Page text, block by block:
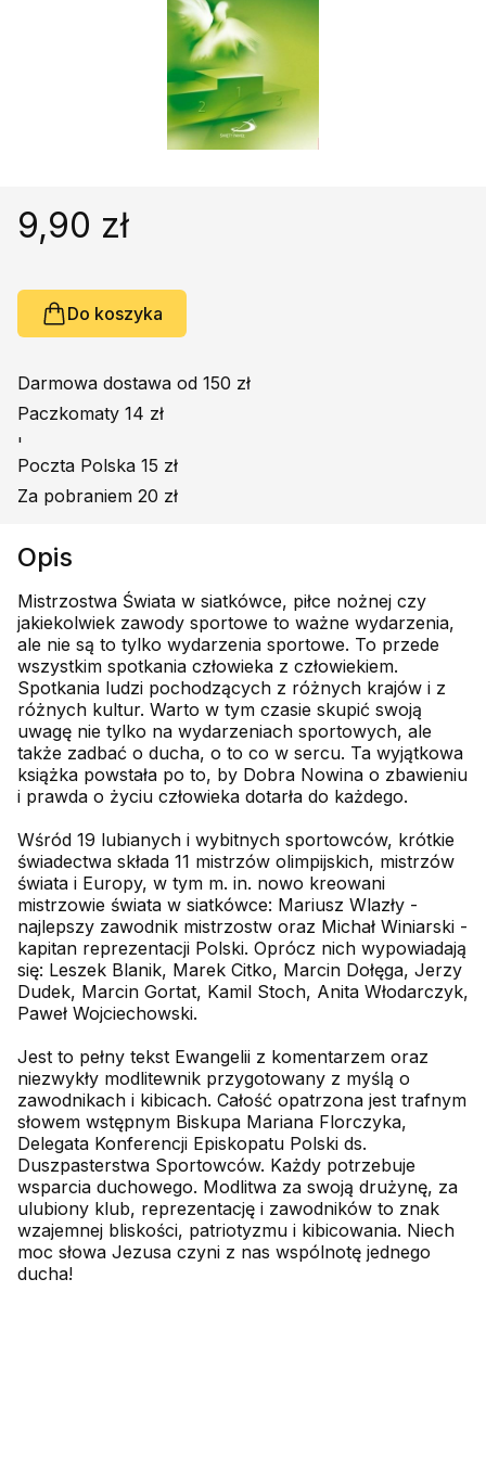
Książki obcojęzyczne
Poradniki, leksykony...
Podręczniki szkolne
9,90 zł
Do koszyka
Darmowa dostawa od 150 zł
Paczkomaty 14 zł
'
Poczta Polska 15 zł
Za pobraniem 20 zł
Opis
Mistrzostwa Świata w siatkówce, piłce nożnej czy
jakiekolwiek zawody sportowe to ważne wydarzenia,
ale nie są to tylko wydarzenia sportowe. To przede
wszystkim spotkania człowieka z człowiekiem.
Spotkania ludzi pochodzących z różnych krajów i z
różnych kultur. Warto w tym czasie skupić swoją
uwagę nie tylko na wydarzeniach sportowych, ale
także zadbać o ducha, o to co w sercu. Ta wyjątkowa
książka powstała po to, by Dobra Nowina o zbawieniu
i prawda o życiu człowieka dotarła do każdego.
Wśród 19 lubianych i wybitnych sportowców, krótkie
świadectwa składa 11 mistrzów olimpijskich, mistrzów
świata i Europy, w tym m. in. nowo kreowani
mistrzowie świata w siatkówce: Mariusz Wlazły -
najlepszy zawodnik mistrzostw oraz Michał Winiarski -
kapitan reprezentacji Polski. Oprócz nich wypowiadają
się: Leszek Blanik, Marek Citko, Marcin Dołęga, Jerzy
Dudek, Marcin Gortat, Kamil Stoch, Anita Włodarczyk,
Paweł Wojciechowski.
Jest to pełny tekst Ewangelii z komentarzem oraz
niezwykły modlitewnik przygotowany z myślą o
zawodnikach i kibicach. Całość opatrzona jest trafnym
słowem wstępnym Biskupa Mariana Florczyka,
Delegata Konferencji Episkopatu Polski ds.
Duszpasterstwa Sportowców. Każdy potrzebuje
wsparcia duchowego. Modlitwa za swoją drużynę, za
ulubiony klub, reprezentację i zawodników to znak
wzajemnej bliskości, patriotyzmu i kibicowania. Niech
moc słowa Jezusa czyni z nas wspólnotę jednego
ducha!